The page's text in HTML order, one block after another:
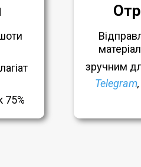
75%
зручним
Telegram,